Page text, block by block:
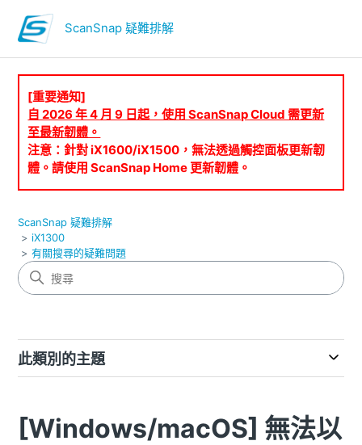
ScanSnap 疑難排解
[重要通知]
自 2026 年 4 月 9 日起，使用 ScanSnap Cloud 需更新
至最新韌體。
注意：針對 iX1600/iX1500，無法透過觸控面板更新韌
體。請使用 ScanSnap Home 更新韌體。
ScanSnap 疑難排解
iX1300
有關搜尋的疑難問題
此類別的主題
[Windows/macOS] 無法以